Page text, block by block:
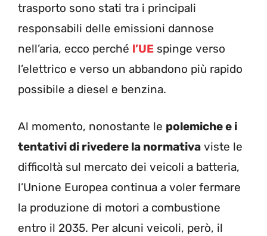
trasporto sono stati tra i principali
responsabili delle emissioni dannose
nell’aria, ecco perché l’UE spinge verso
l’elettrico e verso un abbandono più rapido
possibile a diesel e benzina.
Al momento, nonostante le polemiche e i
tentativi di rivedere la normativa viste le
difficoltà sul mercato dei veicoli a batteria,
l’Unione Europea continua a voler fermare
la produzione di motori a combustione
entro il 2035. Per alcuni veicoli, però, il